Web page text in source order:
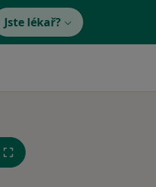
Jste lékař?